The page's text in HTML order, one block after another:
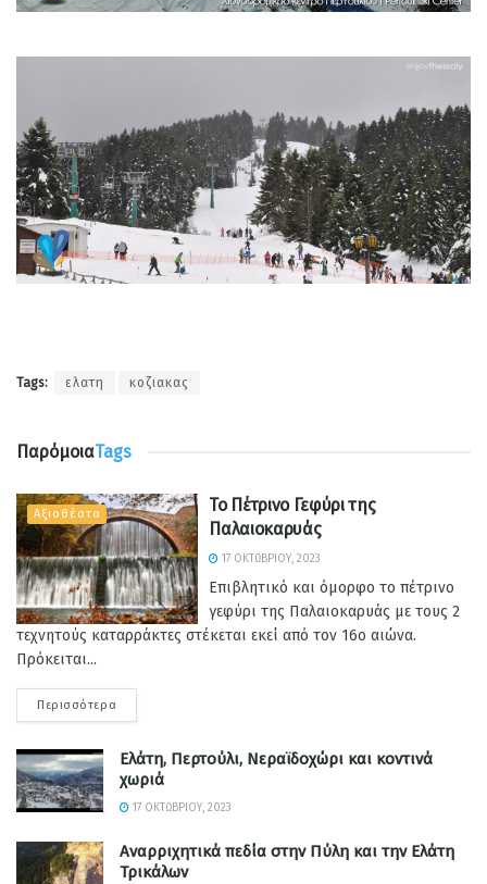
Tags: ελατη κοζιακας
ΠαρόμοιαTags
Αξιοθέατα
Το Πέτρινο Γεφύρι της
Παλαιοκαρυάς
17 ΟΚΤΩΒΡΊΟΥ, 2023
Επιβλητικό και όμορφο το πέτρινο
γεφύρι της Παλαιοκαρυάς με τους 2
τεχνητούς καταρράκτες στέκεται εκεί από τον 16ο αιώνα.
Πρόκειται...
Περισσότερα
Ελάτη, Περτούλι, Νεραϊδοχώρι και κοντινά
χωριά
17 ΟΚΤΩΒΡΊΟΥ, 2023
Αναρριχητικά πεδία στην Πύλη και την Ελάτη
Τρικάλων